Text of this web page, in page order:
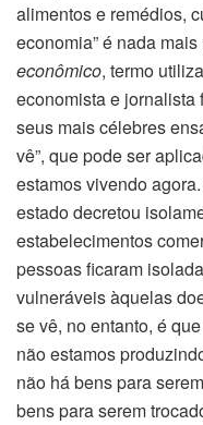
alimentos e remédios,
economia” é nada
econômico, termo
economista e jornalista
seus mais célebres
vê”, que pode ser
estamos vivendo
estado decretou
estabelecimentos
pessoas ficaram
vulneráveis àquelas
se vê, no entanto, é
não estamos
não há bens para
bens para serem